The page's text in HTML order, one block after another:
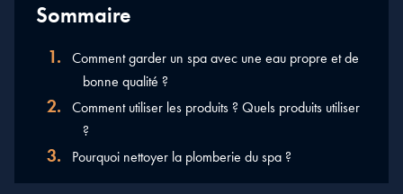
Sommaire
Comment garder un spa avec une eau propre et de
bonne qualité ?
Comment utiliser les produits ? Quels produits utiliser
?
Pourquoi nettoyer la plomberie du spa ?